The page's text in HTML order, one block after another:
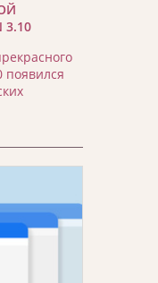
3.10
появился